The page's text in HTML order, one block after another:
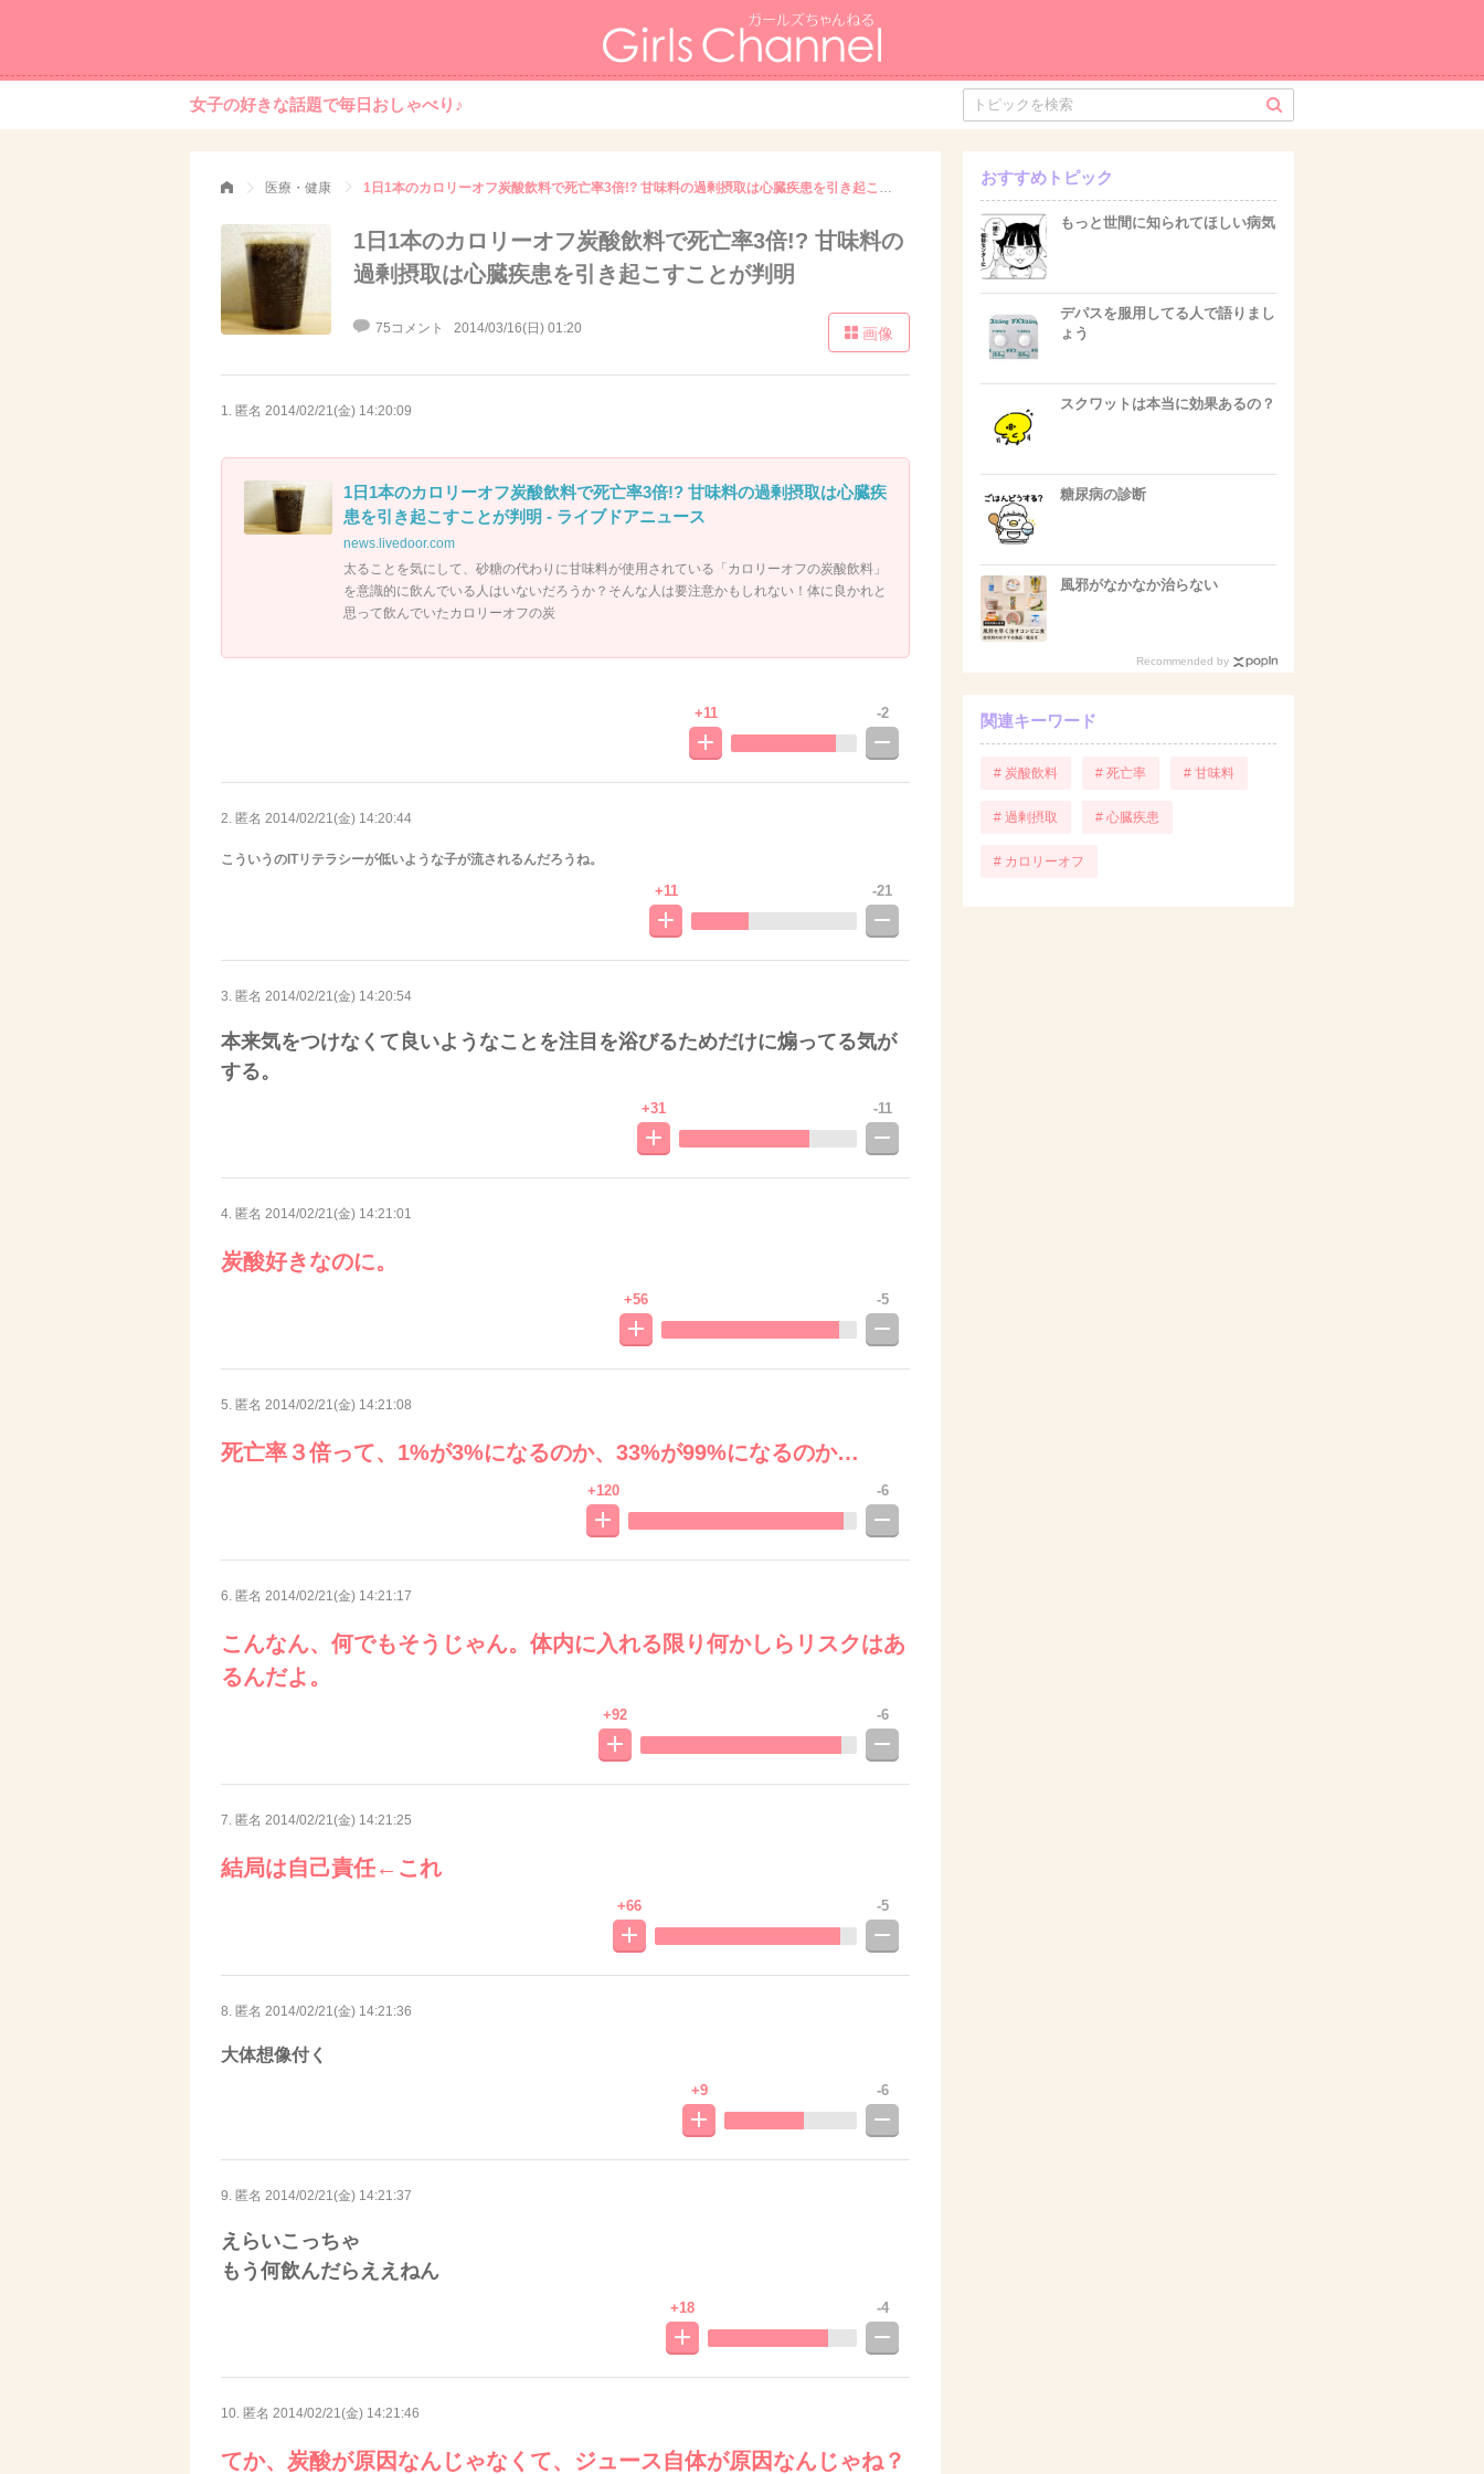
女子の好きな話題で毎日おしゃべり♪
医療・健康 1日1本のカロリーオフ炭酸飲料で死亡率3倍!? 甘味料の過剰摂取は心臓疾患を引き起こすことが判明
1日1本のカロリーオフ炭酸飲料で死亡率3倍!? 甘味料の
過剰摂取は心臓疾患を引き起こすことが判明
75コメント 2014/03/16(日) 01:20 画像
1. 匿名 2014/02/21(金) 14:20:09
1日1本のカロリーオフ炭酸飲料で死亡率3倍!? 甘味料の過剰摂取は心臓疾
患を引き起こすことが判明 - ライブドアニュース
news.livedoor.com
太ることを気にして、砂糖の代わりに甘味料が使用されている「カロリーオフの炭酸飲料」
を意識的に飲んでいる人はいないだろうか？そんな人は要注意かもしれない！体に良かれと
思って飲んでいたカロリーオフの炭
+11 -2
2. 匿名 2014/02/21(金) 14:20:44
こういうのITリテラシーが低いような子が流されるんだろうね。
+11 -21
3. 匿名 2014/02/21(金) 14:20:54
本来気をつけなくて良いようなことを注目を浴びるためだけに煽ってる気が
する。
+31 -11
4. 匿名 2014/02/21(金) 14:21:01
炭酸好きなのに。
+56 -5
5. 匿名 2014/02/21(金) 14:21:08
死亡率３倍って、1%が3%になるのか、33%が99%になるのか…
+120 -6
6. 匿名 2014/02/21(金) 14:21:17
こんなん、何でもそうじゃん。体内に入れる限り何かしらリスクはあ
るんだよ。
+92 -6
7. 匿名 2014/02/21(金) 14:21:25
結局は自己責任←これ
+66 -5
8. 匿名 2014/02/21(金) 14:21:36
大体想像付く
+9 -6
9. 匿名 2014/02/21(金) 14:21:37
えらいこっちゃ
もう何飲んだらええねん
+18 -4
10. 匿名 2014/02/21(金) 14:21:46
てか、炭酸が原因なんじゃなくて、ジュース自体が原因なんじゃね？
おすすめトピック
もっと世間に知られてほしい病気
デパスを服用してる人で語りまし
ょう
スクワットは本当に効果あるの？
糖尿病の診断
風邪がなかなか治らない
Recommended by
関連キーワード
# 炭酸飲料 # 死亡率 # 甘味料
# 過剰摂取 # 心臓疾患
# カロリーオフ